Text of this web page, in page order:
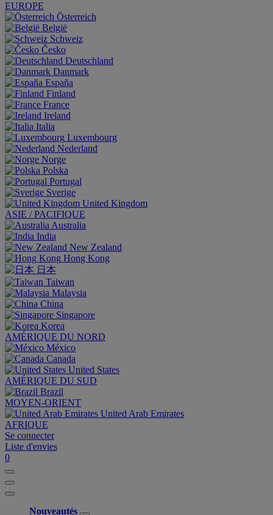
EUROPE
Österreich
België
Schweiz
Česko
Deutschland
Danmark
España
Finland
France
Ireland
Italia
Luxembourg
Nederland
Norge
Polska
Portugal
Sverige
United Kingdom
ASIE / PACIFIQUE
Australia
India
New Zealand
Hong Kong
日本
Taiwan
Malaysia
China
Singapore
Korea
AMÉRIQUE DU NORD
México
Canada
United States
AMÉRIQUE DU SUD
Brazil
MOYEN-ORIENT
United Arab Emirates
AFRIQUE
Se connecter
Liste d'envies
0
Nouveautés